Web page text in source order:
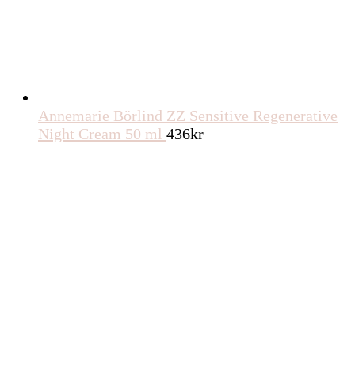
Annemarie Börlind ZZ Sensitive Regenerative
Night Cream 50 ml 436kr